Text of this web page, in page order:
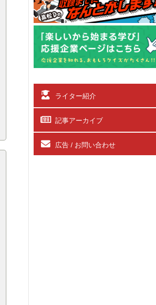
ライター紹介
記事アーカイブ
広告 / お問い合わせ